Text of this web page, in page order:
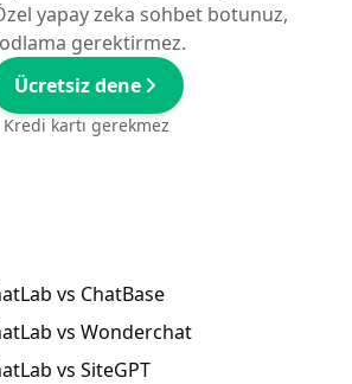
yapay zeka sohbet botunuz,
gerektirmez.
Ücretsiz dene
Kredi kartı gerekmez
vs ChatBase
vs Wonderchat
vs SiteGPT